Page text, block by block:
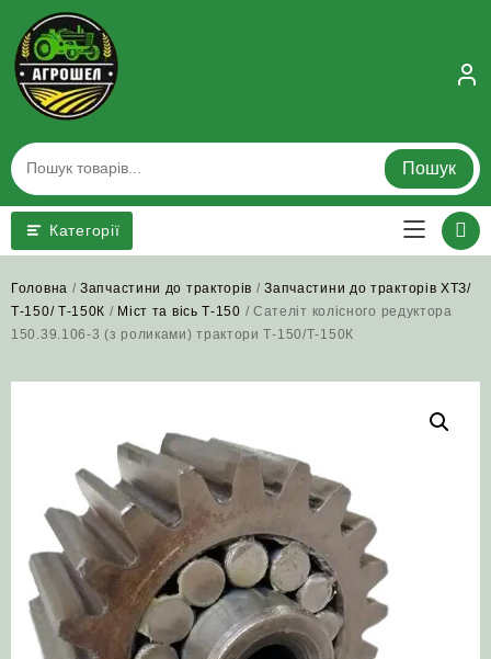
content
Пошук
Категорії
Головна /Запчастини до тракторів /Запчастини до тракторів ХТЗ/
Т-150/ Т-150К / Міст та вісь Т-150 / Сателіт колісного редуктора
150.39.106-3 (з роликами) трактори Т-150/Т-150К